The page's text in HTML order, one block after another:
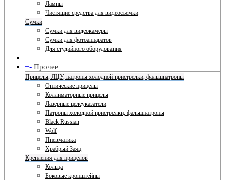
Лампы
Чистящие средства для видеосъемки
Сумки
Сумки для видеокамеры
Сумки для фотоаппаратов
Для студийного оборудования
+- Прочее
Прицелы, ЛЦУ, патроны холодной пристрелки, фальшпатроны
Оптические прицелы
Коллиматорные прицелы
Лазерные целеуказатели
Патроны холодной пристрелки, фальшпатроны
Black Russian
Wolf
Пневматика
Храбрый Заяц
Крепления для прицелов
Кольца
Боковые кронштейны